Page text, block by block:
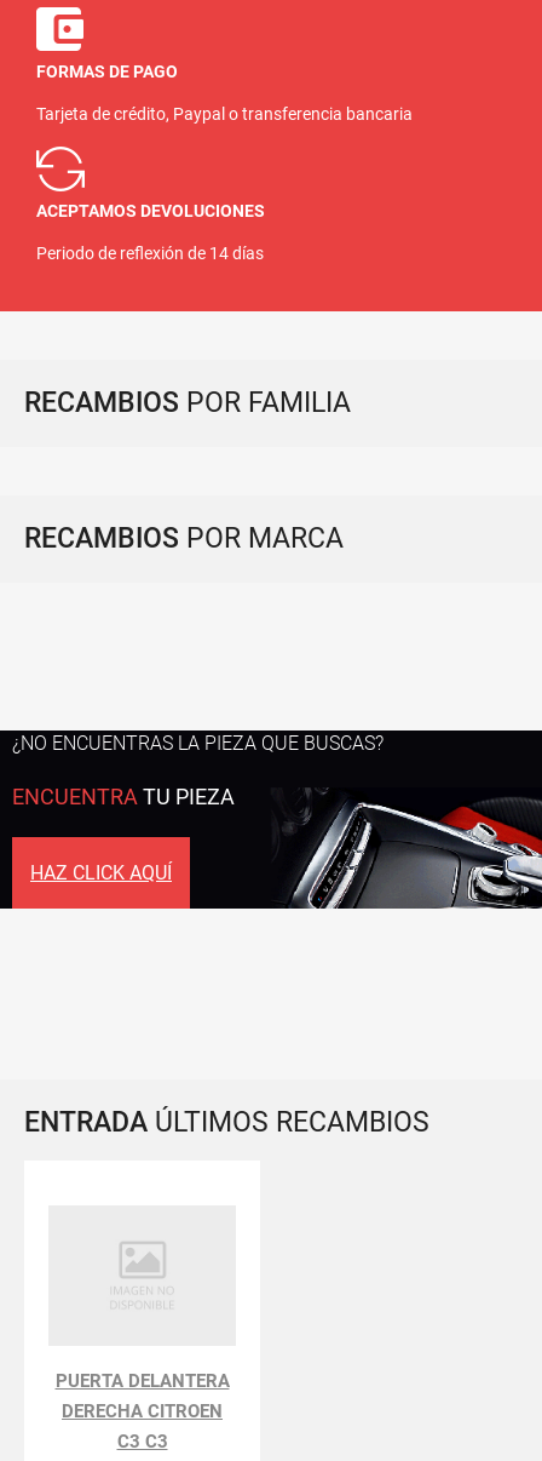
FORMAS DE PAGO
Tarjeta de crédito, Paypal o transferencia bancaria
ACEPTAMOS DEVOLUCIONES
Periodo de reflexión de 14 días
RECAMBIOS POR FAMILIA
RECAMBIOS POR MARCA
¿NO ENCUENTRAS LA PIEZA QUE BUSCAS?
ENCUENTRA TU PIEZA
HAZ CLICK AQUÍ
ENTRADA ÚLTIMOS RECAMBIOS
PUERTA DELANTERA
DERECHA CITROEN
C3 C3